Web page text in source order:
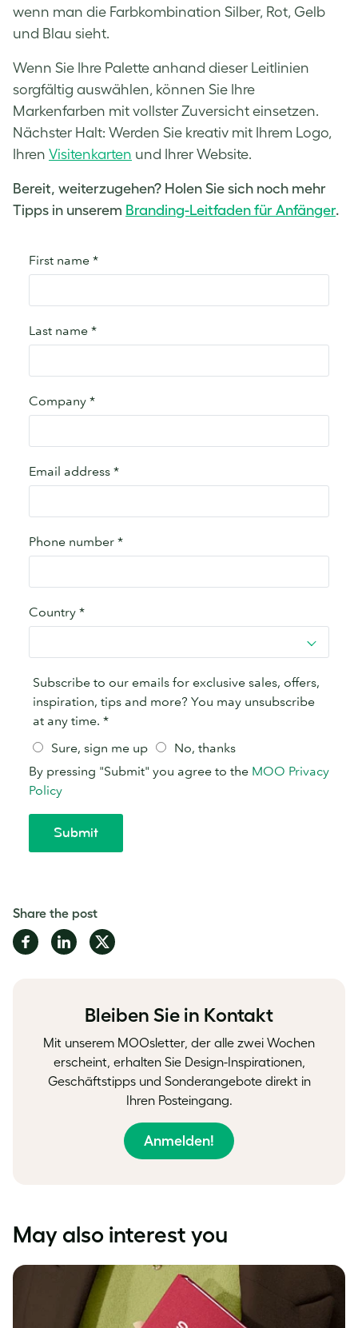
wenn man die Farbkombination Silber, Rot, Gelb
und Blau sieht.
Wenn Sie Ihre Palette anhand dieser Leitlinien
sorgfältig auswählen, können Sie Ihre
Markenfarben mit vollster Zuversicht einsetzen.
Nächster Halt: Werden Sie kreativ mit Ihrem Logo,
Ihren Visitenkarten und Ihrer Website.
Bereit, weiterzugehen? Holen Sie sich noch mehr
Tipps in unserem Branding-Leitfaden für Anfänger.
Share the post
Share
on
Share
on
Share
on
Bleiben Sie in Kontakt
Mit unserem MOOsletter, der alle zwei Wochen
erscheint, erhalten Sie Design-Inspirationen,
Geschäftstipps und Sonderangebote direkt in
Ihren Posteingang.
Anmelden!
May also interest you